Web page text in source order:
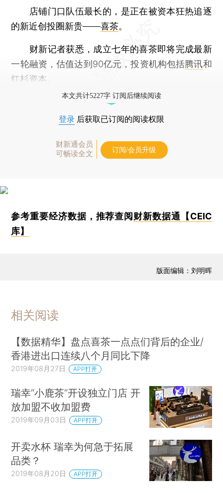
店铺门口队伍最长的，是正在被资本狂热追逐
的新近创投圈新贵——喜茶。
财新记者获悉，成立七年的喜茶即将完成最新
一轮融资，估值达到90亿元，投资机构包括腾讯和
红杉资本。
本文共计5227字 订阅后继续阅读
登录 后获取已订阅的阅读权限
财新通会员
可畅读全文
订阅/会员升级
参考重要经济数据，推荐查阅财新数据通【CEIC
库】
版面编辑：刘明晖
相关阅读
【数据精华】盘点喜茶一点点们背后的企业/
香港进出口连续八个月同比下降
2019年08月27日 APP打开
瑞幸“小鹿茶”开设独立门店 开
放加盟不收加盟费
2019年09月03日 APP打开
开卖水杯 瑞幸为何急于拓展
品类？
2019年08月20日 APP打开